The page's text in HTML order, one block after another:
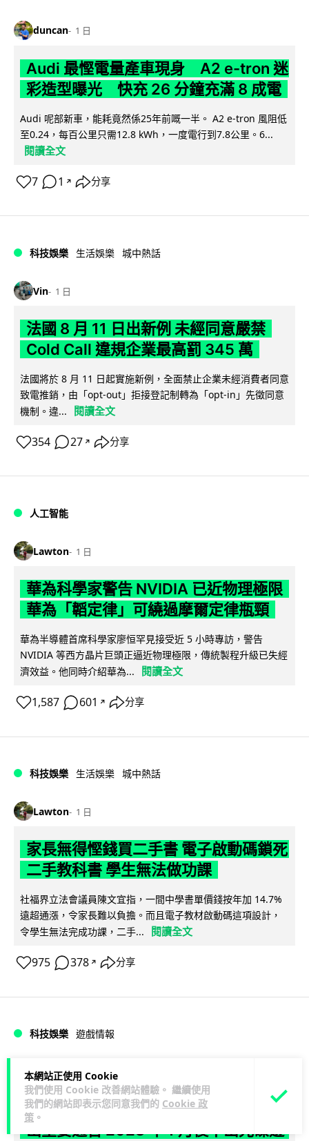
本網站正使用 Cookie
我們使用 Cookie 改善網站體驗。 繼續使用
我們的網站即表示您同意我們的 Cookie 政
策 。
duncan 1 日
Audi 最慳電量產車現身 A2 e-tron 迷
彩造型曝光 快充 26 分鐘充滿 8 成電
Audi 呢部新車，能耗竟然係25年前嘅一半。 A2 e-tron 風阻低
至0.24，每百公里只需12.8 kWh，一度電行到7.8公里。6...
閱讀全文
7 1 ↗ 分享
科技娛樂 生活娛樂 城中熱話
Vin 1 日
法國 8 月 11 日出新例 未經同意嚴禁
Cold Call 違規企業最高罰 345 萬
法國將於 8 月 11 日起實施新例，全面禁止企業未經消費者同意
致電推銷，由「opt-out」拒接登記制轉為「opt-in」先徵同意
機制。違...
閱讀全文
354 27 ↗ 分享
人工智能
Lawton 1 日
華為科學家警告 NVIDIA 已近物理極限
華為「韜定律」可繞過摩爾定律瓶頸
華為半導體首席科學家廖恒罕見接受近 5 小時專訪，警告
NVIDIA 等西方晶片巨頭正逼近物理極限，傳統製程升級已失經
濟效益。他同時介紹華為...
閱讀全文
1,587 601 ↗ 分享
科技娛樂 生活娛樂 城中熱話
Lawton 1 日
家長無得慳錢買二手書 電子啟動碼鎖死
二手教科書 學生無法做功課
社福界立法會議員陳文宜指，一間中學書單價錢按年加 14.7%
遠超通漲，令家長難以負擔。而且電子教材啟動碼這項設計，
令學生無法完成功課，二手...
閱讀全文
975 378 ↗ 分享
科技娛樂 遊戲情報
Lawton 1 日
PlayStation 確認停產實體光碟 包裝印
出重要通告 2028 年 1 月後不出光碟遊